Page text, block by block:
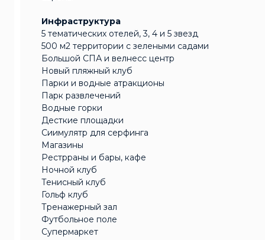
Инфраструктура
5 тематических отелей, 3, 4 и 5 звезд
500 м2 территории с зелеными садами
Большой СПА и велнесс центр
Новый пляжный клуб
Парки и водные атракционы
Парк развлечений
Водные горки
Десткие площадки
Сиимулятр для серфинга
Магазины
Рестрраны и бары, кафе
Ночной клуб
Тенисный клуб
Гольф клуб
Тренажерный зал
Футбольное поле
Супермаркет